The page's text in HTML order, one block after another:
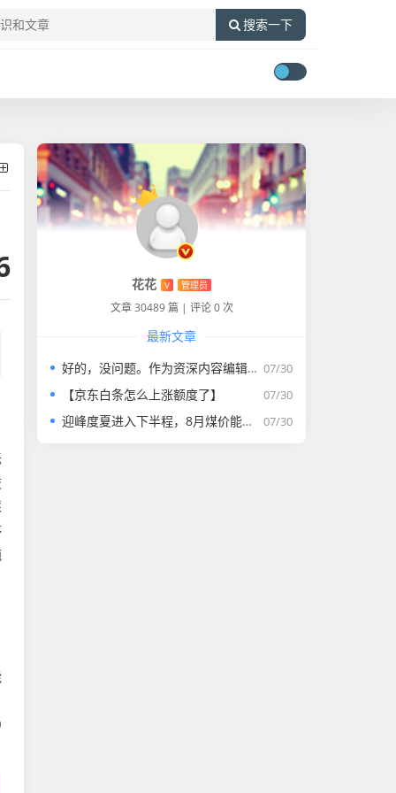
搜索一下
花花 V 管理员
文章 30489 篇 | 评论 0 次
最新文章
07/30
好的，没问题。作为资深内容编辑，我将为您打造一篇符合要求的专业教程文章。
07/30
【京东白条怎么上涨额度了】
07/30
迎峰度夏进入下半程，8月煤价能否走强？